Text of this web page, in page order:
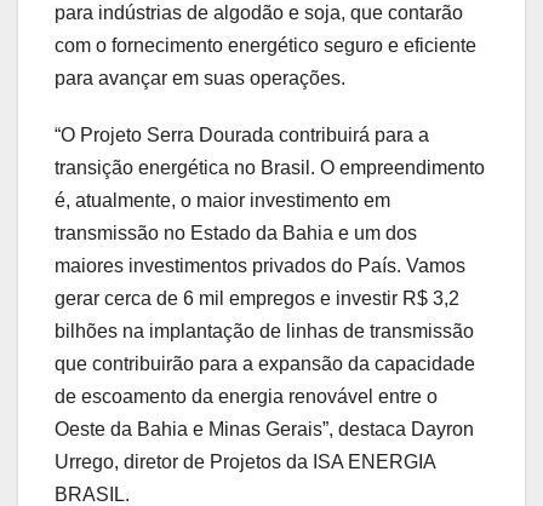
para indústrias de algodão e soja, que contarão
com o fornecimento energético seguro e eficiente
para avançar em suas operações.
“O Projeto Serra Dourada contribuirá para a
transição energética no Brasil. O empreendimento
é, atualmente, o maior investimento em
transmissão no Estado da Bahia e um dos
maiores investimentos privados do País. Vamos
gerar cerca de 6 mil empregos e investir R$ 3,2
bilhões na implantação de linhas de transmissão
que contribuirão para a expansão da capacidade
de escoamento da energia renovável entre o
Oeste da Bahia e Minas Gerais”, destaca Dayron
Urrego, diretor de Projetos da ISA ENERGIA
BRASIL.